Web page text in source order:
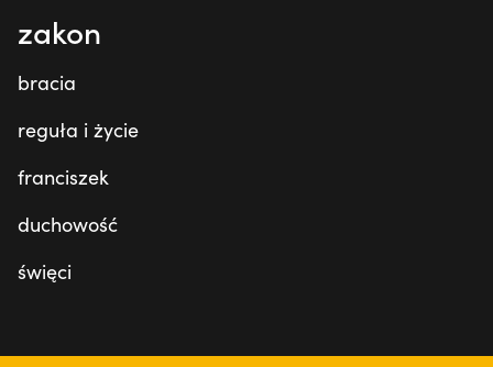
zakon
bracia
reguła i życie
franciszek
duchowość
święci